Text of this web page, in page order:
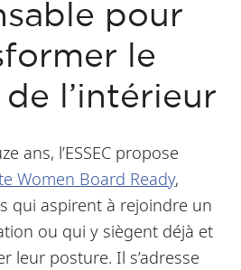
pour
le
l’intérieur
ans, l’ESSEC propose
Women Board Ready,
qui aspirent à rejoindre un
ou qui y siègent déjà et
leur posture. Il s’adresse